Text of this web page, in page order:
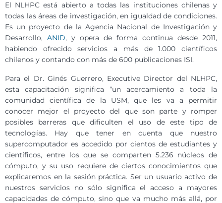
El NLHPC está abierto a todas las instituciones chilenas y
todas las áreas de investigación, en igualdad de condiciones.
Es un proyecto de la Agencia Nacional de Investigación y
Desarrollo, ANID, y opera de forma continua desde 2011,
habiendo ofrecido servicios a más de 1.000 científicos
chilenos y contando con más de 600 publicaciones ISI.
Para el Dr. Ginés Guerrero, Executive Director del NLHPC,
esta capacitación significa “un acercamiento a toda la
comunidad científica de la USM, que les va a permitir
conocer mejor el proyecto del que son parte y romper
posibles barreras que dificulten el uso de este tipo de
tecnologías. Hay que tener en cuenta que nuestro
supercomputador es accedido por cientos de estudiantes y
científicos, entre los que se comparten 5.236 núcleos de
cómputo, y su uso requiere de ciertos conocimientos que
explicaremos en la sesión práctica. Ser un usuario activo de
nuestros servicios no sólo significa el acceso a mayores
capacidades de cómputo, sino que va mucho más allá, por